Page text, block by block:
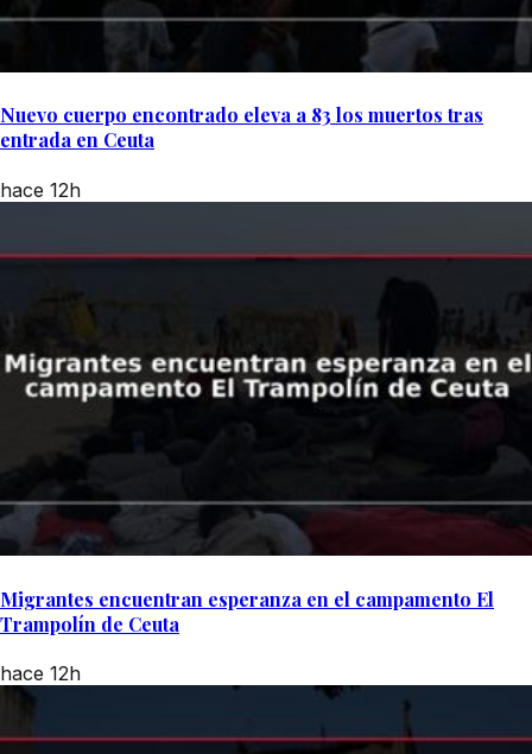
Nuevo cuerpo encontrado eleva a 83 los muertos tras
entrada en Ceuta
hace 12h
Migrantes encuentran esperanza en el campamento El
Trampolín de Ceuta
hace 12h